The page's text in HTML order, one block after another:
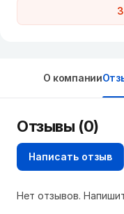
О компании
Отзывы (0)
Написать отзыв
Нет отзывов.